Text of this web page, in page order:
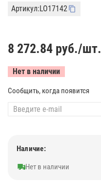
Артикул:LO17142
8 272.84 руб./шт.
Нет в наличии
Сообщить, когда появится
Наличие:
Нет в наличии